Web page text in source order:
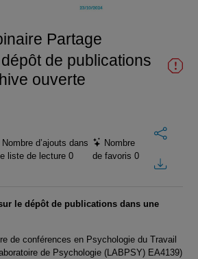
Partage
de publications
ouverte
Nombre d’ajouts dans
liste de lecture 0
Nombre
de favoris0
le dépôt de publications dans une
de conférences en Psychologie du Travail
de Psychologie (LABPSY) EA4139)